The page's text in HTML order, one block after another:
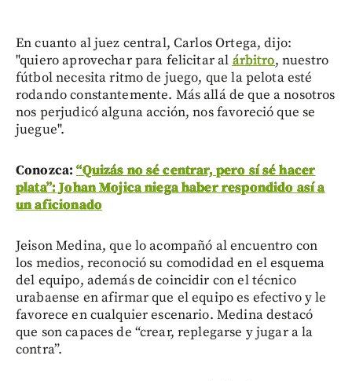
En cuanto al juez central, Carlos Ortega, dijo:
"quiero aprovechar para felicitar al árbitro, nuestro
fútbol necesita ritmo de juego, que la pelota esté
rodando constantemente. Más allá de que a nosotros
nos perjudicó alguna acción, nos favoreció que se
juegue".
Conozca:“Quizás no sé centrar, pero sí sé hacer
plata”: Johan Mojica niega haber respondido así a
un aficionado
Jeison Medina, que lo acompañó al encuentro con
los medios, reconoció su comodidad en el esquema
del equipo, además de coincidir con el técnico
urabaense en afirmar que el equipo es efectivo y le
favorece en cualquier escenario. Medina destacó
que son capaces de “crear, replegarse y jugar a la
contra”.